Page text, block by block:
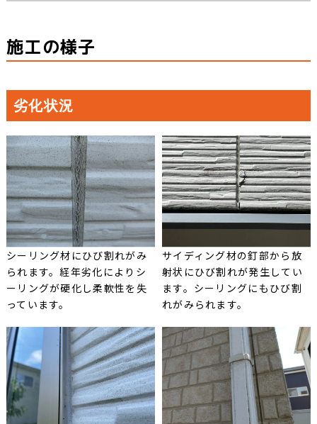
施工の様子
劣化状況
シーリング材にひび割れがみ
られます。経年劣化によりシ
ーリングが硬化し柔軟性を失
っています。
サイディング材の釘部から放
射状にひび割れが発生してい
ます。シーリングにもひび割
れがみられます。